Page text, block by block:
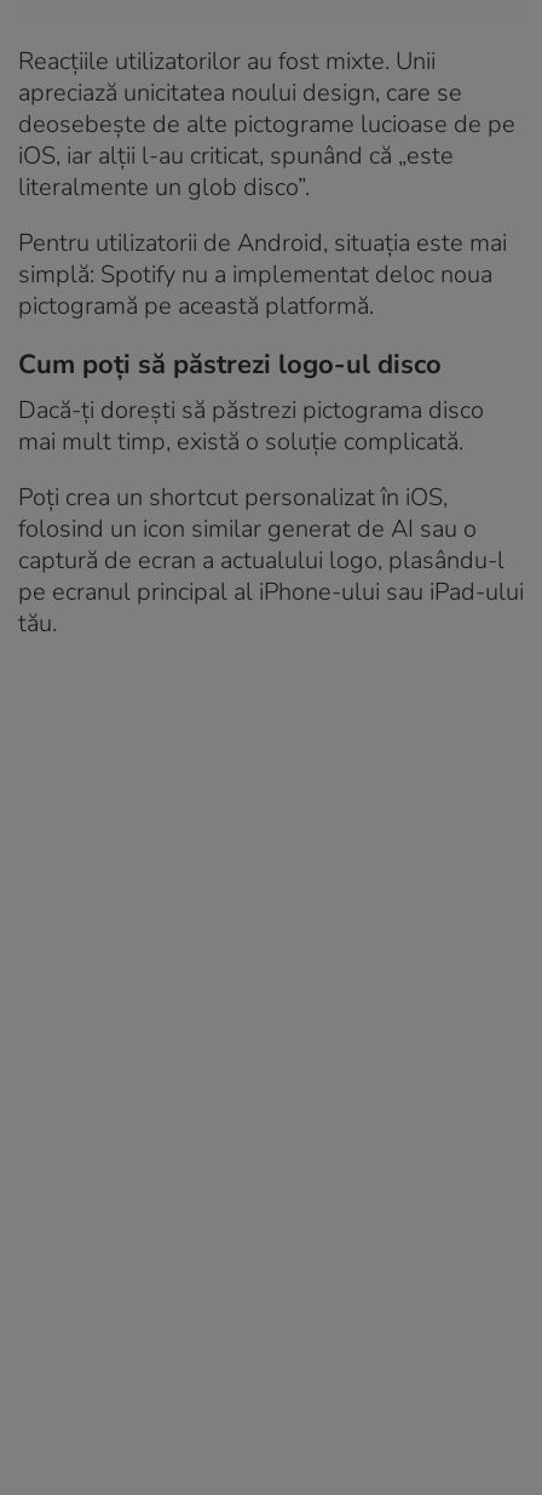
Reacțiile utilizatorilor au fost mixte. Unii
apreciază unicitatea noului design, care se
deosebește de alte pictograme lucioase de pe
iOS, iar alții l-au criticat, spunând că „este
literalmente un glob disco”.
Pentru utilizatorii de Android, situația este mai
simplă: Spotify nu a implementat deloc noua
pictogramă pe această platformă.
Cum poți să păstrezi logo-ul disco
Dacă-ți dorești să păstrezi pictograma disco
mai mult timp, există o soluție complicată.
Poți crea un shortcut personalizat în iOS,
folosind un icon similar generat de AI sau o
captură de ecran a actualului logo, plasându-l
pe ecranul principal al iPhone-ului sau iPad-ului
tău.